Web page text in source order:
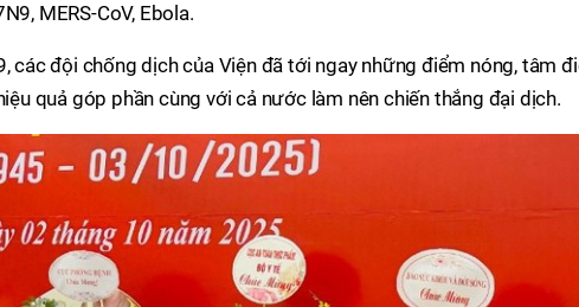
MERS-CoV, Ebola.
các đội chống dịch của Viện đã tới ngay những điểm nóng, tâm
quả góp phần cùng với cả nước làm nên chiến thắng đại dịch.